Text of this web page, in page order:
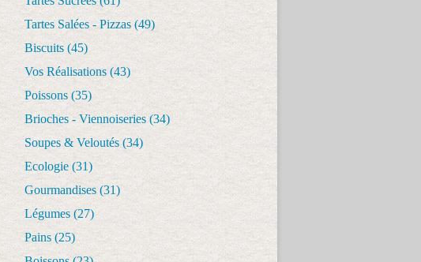
Tartes Salées - Pizzas (49)
Biscuits (45)
Vos Réalisations (43)
Poissons (35)
Brioches - Viennoiseries (34)
Soupes & Veloutés (34)
Ecologie (31)
Gourmandises (31)
Légumes (27)
Pains (25)